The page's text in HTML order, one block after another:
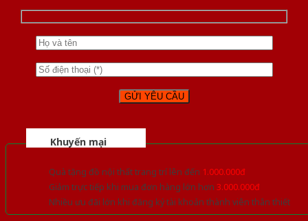
Khuyến mại
Quà tặng đồ nội thất trang trí lên đến 1.000.000đ
Giảm trực tiếp khi mua đơn hàng lớn hơn 3.000.000đ
Nhiều ưu đãi lớn khi đăng ký tài khoản thành viên thân thiết